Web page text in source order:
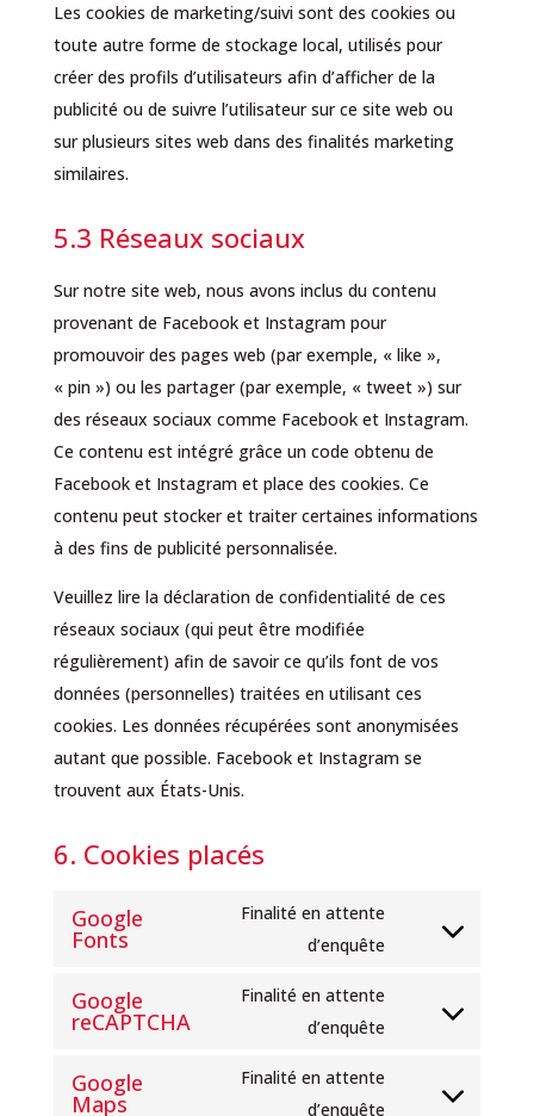
Les cookies de marketing/suivi sont des cookies ou
toute autre forme de stockage local, utilisés pour
créer des profils d’utilisateurs afin d’afficher de la
publicité ou de suivre l’utilisateur sur ce site web ou
sur plusieurs sites web dans des finalités marketing
similaires.
5.3 Réseaux sociaux
Sur notre site web, nous avons inclus du contenu
provenant de Facebook et Instagram pour
promouvoir des pages web (par exemple, « like »,
« pin ») ou les partager (par exemple, « tweet ») sur
des réseaux sociaux comme Facebook et Instagram.
Ce contenu est intégré grâce un code obtenu de
Facebook et Instagram et place des cookies. Ce
contenu peut stocker et traiter certaines informations
à des fins de publicité personnalisée.
Veuillez lire la déclaration de confidentialité de ces
réseaux sociaux (qui peut être modifiée
régulièrement) afin de savoir ce qu’ils font de vos
données (personnelles) traitées en utilisant ces
cookies. Les données récupérées sont anonymisées
autant que possible. Facebook et Instagram se
trouvent aux États-Unis.
6. Cookies placés
Google
Fonts
Finalité en attente
d’enquête
Consent
service
Google
reCAPTCHA
Finalité en attente
d’enquête
Consent
service
Google
Maps
Finalité en attente
d’enquête
Consent